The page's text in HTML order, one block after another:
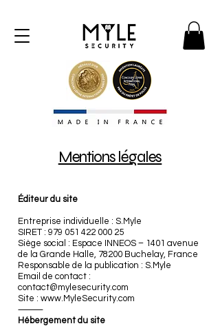
Mentions légales
Éditeur du site
Entreprise individuelle : S.Myle
SIRET : 979 051 422 000 25
Siège social : Espace INNEOS – 1401 avenue
de la Grande Halle, 78200 Buchelay, France
Responsable de la publication : S.Myle
Email de contact :
contact@mylesecurity.com
Site : www.MyleSecurity.com
⸻
Hébergement du site